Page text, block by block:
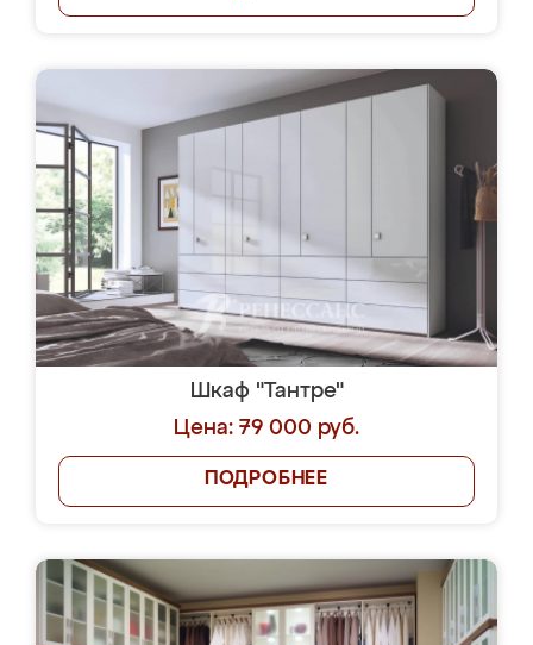
Шкаф "Тантре"
Цена: 79 000 руб.
ПОДРОБНЕЕ